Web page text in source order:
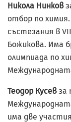
Никола Нинков
отбор по химия.
състезания в
Божикова. Има
олимпиада по
Теодор Кусев за
има две